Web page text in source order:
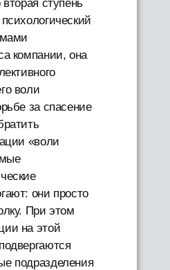
ступень
компании, она
воли
за спасение
«воли
они просто
При этом
на этой
подразделения